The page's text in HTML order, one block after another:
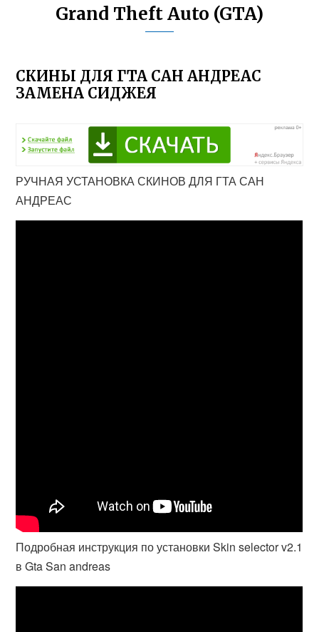
Grand Theft Auto (GTA)
СКИНЫ ДЛЯ ГТА САН АНДРЕАС
ЗАМЕНА СИДЖЕЯ
РУЧНАЯ УСТАНОВКА СКИНОВ ДЛЯ ГТА САН
АНДРЕАС
Подробная инструкция по установки Skin selector v2.1
в Gta San andreas